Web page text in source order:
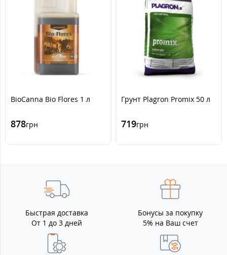
BioCanna Bio Flores 1 л
878грн
Грунт Plagron Promix 50 л
719грн
Быстрая доставка
От 1 до 3 дней
Бонусы за покупку
5% на Ваш счет